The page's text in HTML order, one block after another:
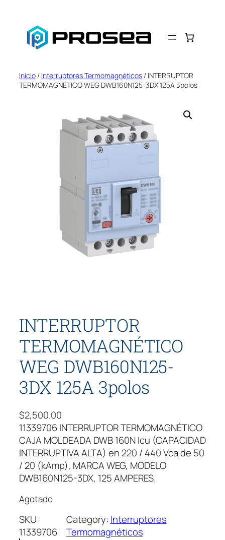
contenido
Inicio / Interruptores Termomagnéticos / INTERRUPTOR
TERMOMAGNÉTICO WEG DWB160N125-3DX 125A 3polos
INTERRUPTOR
TERMOMAGNÉTICO
WEG DWB160N125-
3DX 125A 3polos
$2,500.00
11339706 INTERRUPTOR TERMOMAGNÉTICO
CAJA MOLDEADA DWB 160N Icu (CAPACIDAD
INTERRUPTIVA ALTA) en 220 / 440 Vca de 50
/ 20 (kAmp), MARCA WEG, MODELO
DWB160N125-3DX, 125 AMPERES.
Agotado
SKU:
11339706
Category: Interruptores
Termomagnéticos